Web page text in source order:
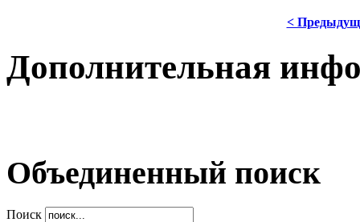
<
Дополнительная
Объединенный поиск
Поиск